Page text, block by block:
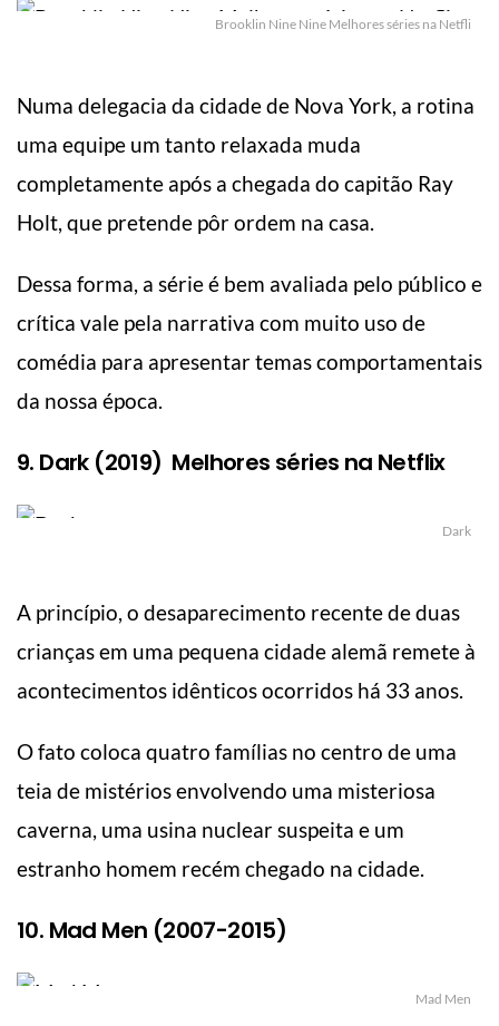
Brooklin Nine Nine Melhores séries na Netfli
Numa delegacia da cidade de Nova York, a rotina
uma equipe um tanto relaxada muda
completamente após a chegada do capitão Ray
Holt, que pretende pôr ordem na casa.
Dessa forma, a série é bem avaliada pelo público e
crítica vale pela narrativa com muito uso de
comédia para apresentar temas comportamentais
da nossa época.
9. Dark (2019) Melhores séries na Netflix
Dark
A princípio, o desaparecimento recente de duas
crianças em uma pequena cidade alemã remete à
acontecimentos idênticos ocorridos há 33 anos.
O fato coloca quatro famílias no centro de uma
teia de mistérios envolvendo uma misteriosa
caverna, uma usina nuclear suspeita e um
estranho homem recém chegado na cidade.
10. Mad Men (2007-2015)
Mad Men